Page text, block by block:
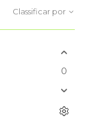
Classificar por
0